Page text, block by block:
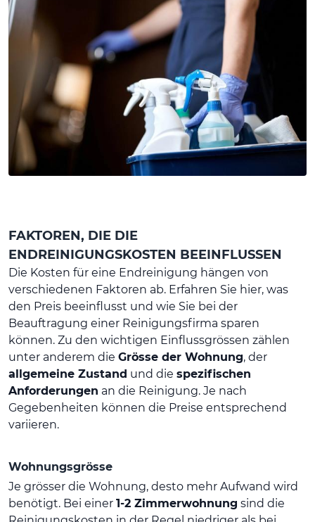
FAKTOREN, DIE DIE
ENDREINIGUNGSKOSTEN BEEINFLUSSEN
Die Kosten für eine Endreinigung hängen von
verschiedenen Faktoren ab. Erfahren Sie hier, was
den Preis beeinflusst und wie Sie bei der
Beauftragung einer Reinigungsfirma sparen
können. Zu den wichtigen Einflussgrössen zählen
unter anderem die Grösse der Wohnung, der
allgemeine Zustand und die spezifischen
Anforderungen an die Reinigung. Je nach
Gegebenheiten können die Preise entsprechend
variieren.
Wohnungsgrösse
Je grösser die Wohnung, desto mehr Aufwand wird
benötigt. Bei einer 1-2 Zimmerwohnung sind die